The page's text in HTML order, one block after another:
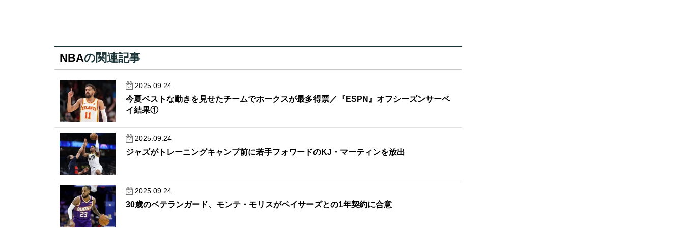
NBAの関連記事
2025.09.24
今夏ベストな動きを見せたチームでホークスが最多得票／『ESPN』オフシーズンサーベ
イ結果①
2025.09.24
ジャズがトレーニングキャンプ前に若手フォワードのKJ・マーティンを放出
2025.09.24
30歳のベテランガード、モンテ・モリスがペイサーズとの1年契約に合意